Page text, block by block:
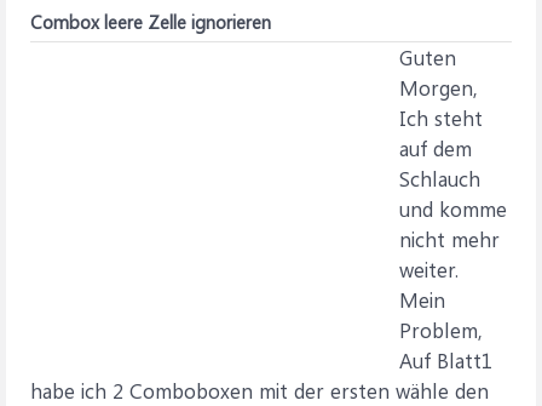
Combox leere Zelle ignorieren
Guten
Morgen,
Ich steht
auf dem
Schlauch
und komme
nicht mehr
weiter.
Mein
Problem,
Auf Blatt1
habe ich 2 Comboboxen mit der ersten wähle den